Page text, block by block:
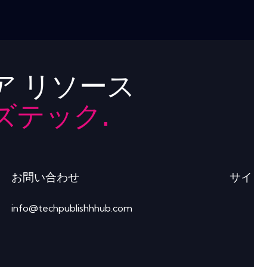
リソース
テック.
お問い合わせ
info@techpublishhhub.com
サ